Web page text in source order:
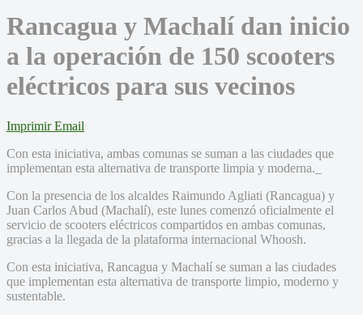
Rancagua y Machalí dan inicio
a la operación de 150 scooters
eléctricos para sus vecinos
Imprimir Email
Con esta iniciativa, ambas comunas se suman a las ciudades que
implementan esta alternativa de transporte limpia y moderna._
Con la presencia de los alcaldes Raimundo Agliati (Rancagua) y
Juan Carlos Abud (Machalí), este lunes comenzó oficialmente el
servicio de scooters eléctricos compartidos en ambas comunas,
gracias a la llegada de la plataforma internacional Whoosh.
Con esta iniciativa, Rancagua y Machalí se suman a las ciudades
que implementan esta alternativa de transporte limpio, moderno y
sustentable.